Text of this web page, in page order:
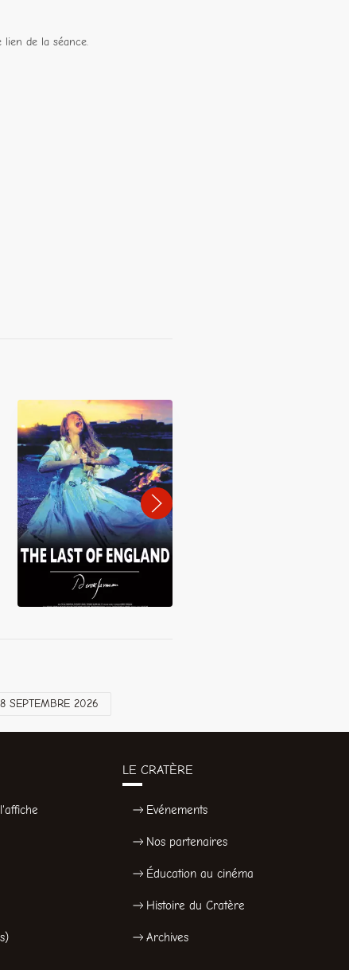
lien de la séance.
SEPTEMBRE 2026
LE CRATÈRE
Evénements
Nos partenaires
Éducation au cinéma
Histoire du Cratère
Archives